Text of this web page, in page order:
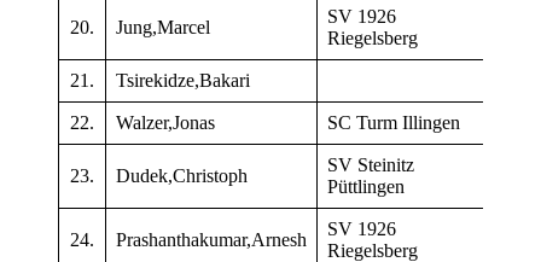
20. Jung,Marcel
SV 1926
Riegelsberg
21. Tsirekidze,Bakari
22. Walzer,Jonas SC Turm Illingen
23. Dudek,Christoph
SV Steinitz
Püttlingen
24. Prashanthakumar,Arnesh
SV 1926
Riegelsberg